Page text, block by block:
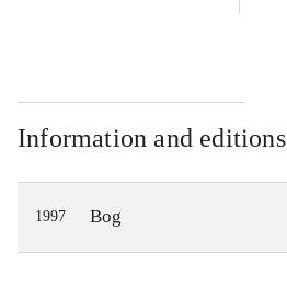
Information and editions
1997 Bog